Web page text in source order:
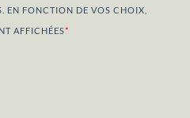
EN FONCTION DE VOS CHOIX,
AFFICHÉES*